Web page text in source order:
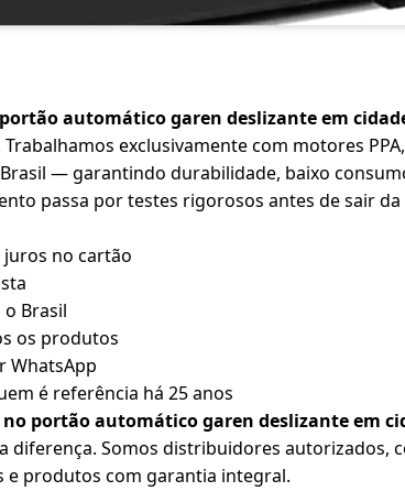
automático garen deslizante em
exclusivamente com motores
— garantindo durabilidade, baixo
passa por testes rigorosos antes de sair
juros no cartão
Brasil
os produtos
WhatsApp
é referência há 25 anos
portão automático garen deslizante em
diferença. Somos distribuidores autorizados,
e produtos com garantia integral.